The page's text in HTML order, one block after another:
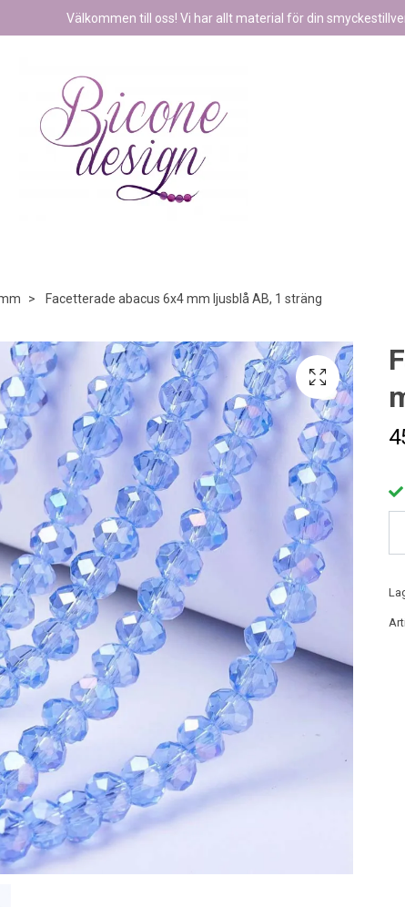
Välkommen till oss! Vi har allt material för din
Facetterade abacus 6x4 mm ljusblå AB, 1 sträng